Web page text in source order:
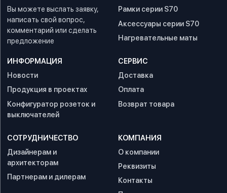
Вы можете выслать заявку,
написать свой вопрос,
комментарий или сделать
предложение
Рамки серии S70
Аксессуары серии S70
Нагревательные маты
ИНФОРМАЦИЯ
Новости
Продукция в проектах
Конфигуратор розеток и
выключателей
СЕРВИС
Доставка
Оплата
Возврат товара
СОТРУДНИЧЕСТВО
Дизайнерам и
архитекторам
Партнерам и дилерам
КОМПАНИЯ
О компании
Реквизиты
Контакты